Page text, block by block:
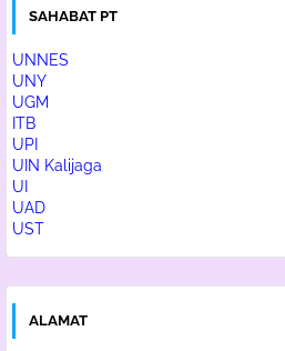
SAHABAT PT
UNNES
UNY
UGM
ITB
UPI
UIN Kalijaga
UI
UAD
UST
ALAMAT